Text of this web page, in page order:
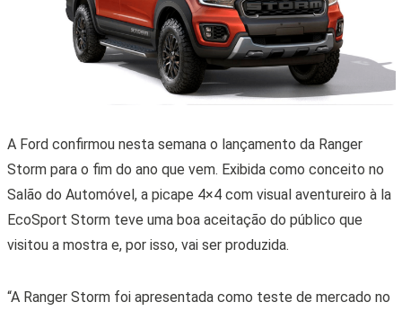
A Ford confirmou nesta semana o lançamento da Ranger
Storm para o fim do ano que vem. Exibida como conceito no
Salão do Automóvel, a picape 4×4 com visual aventureiro à la
EcoSport Storm teve uma boa aceitação do público que
visitou a mostra e, por isso, vai ser produzida.
“A Ranger Storm foi apresentada como teste de mercado no